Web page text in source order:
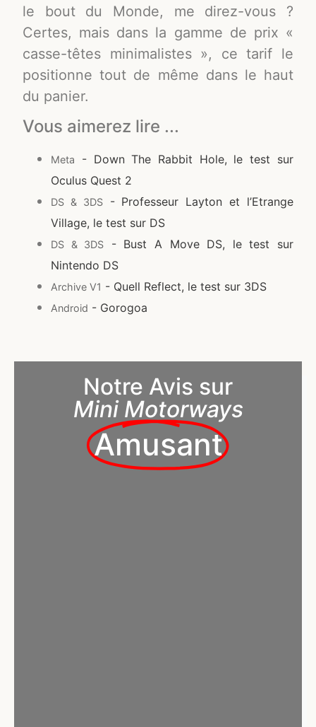
le bout du Monde, me direz-vous ?
Certes, mais dans la gamme de prix «
casse-têtes minimalistes », ce tarif le
positionne tout de même dans le haut
du panier.
Vous aimerez lire ...
Meta
- Down The Rabbit Hole, le test sur
Oculus Quest 2
DS & 3DS- Professeur Layton et l’Etrange
Village, le test sur DS
DS & 3DS
- Bust A Move DS, le test sur
Nintendo DS
Archive V1 - Quell Reflect, le test sur 3DS
Android - Gorogoa
Notre Avis sur
Mini Motorways
Amusant